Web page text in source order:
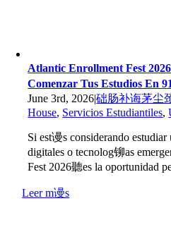
Atlantic Enrollment Fest
Comenzar Tus Estudios En
June 3rd, 2026|础肠补诲茅尘
House, Servicios Estudiantiles,
Si est谩s considerando estudiar
digitales o tecnolog铆as
Fest 2026聽es la oportunidad
Leer m谩s